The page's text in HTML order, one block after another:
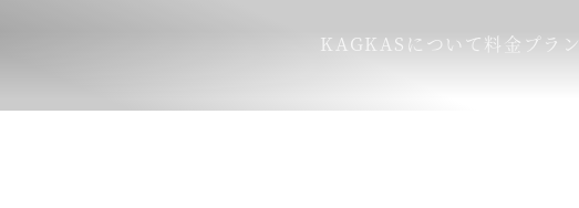
KAGKASについて料金プラン